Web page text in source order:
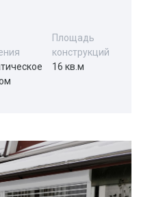
Площадь
конструкций
16 кв.м